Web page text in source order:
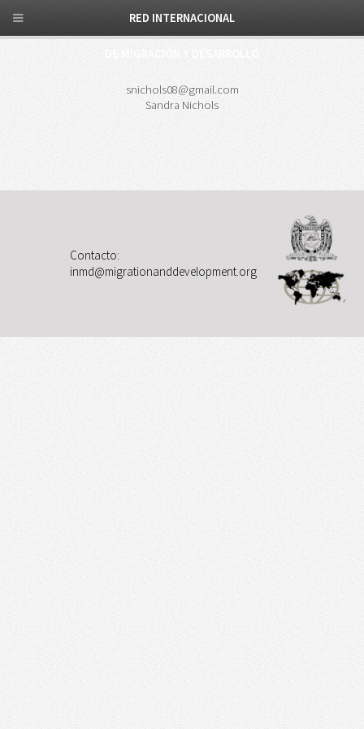
snichols08@gmail.com
Sandra Nichols
Contacto:
inmd@migrationanddevelopment.org
RED INTERNACIONAL